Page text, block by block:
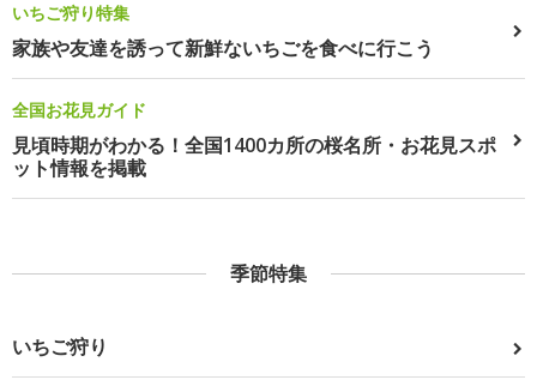
いちご狩り特集
家族や友達を誘って新鮮ないちごを食べに行こう
全国お花見ガイド
見頃時期がわかる！全国1400カ所の桜名所・お花見スポ
ット情報を掲載
季節特集
いちご狩り